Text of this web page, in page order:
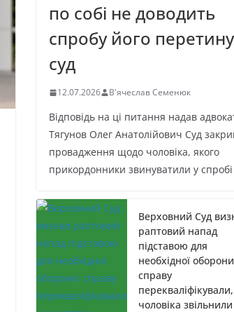
по собі не доводить
спробу його
суд
12.07.2026 В'ячеслав Семенюк
Відповідь на ці питання надав
Тягунов Олег Анатолійович Суд
провадження щодо чоловіка, якого
прикордонники звинуватили у спробі
Верховний Суд
раптовий напад
підставою для
необхідної
справу
чоловіка звільнили